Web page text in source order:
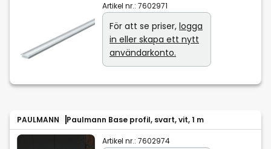
Artikel nr.: 7602971
För att se priser, logga
in eller skapa ett nytt
användarkonto.
PAULMANN Paulmann Base profil, svart, vit, 1 m
Artikel nr.: 7602974